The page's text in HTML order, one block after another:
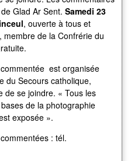
Glad Ar Sent. Samedi 23
, ouverte à tous et
de la Confrérie du
est organisée
du Secours catholique,
de se joindre. « Tous les
de la photographie
exposée ».
: tél.